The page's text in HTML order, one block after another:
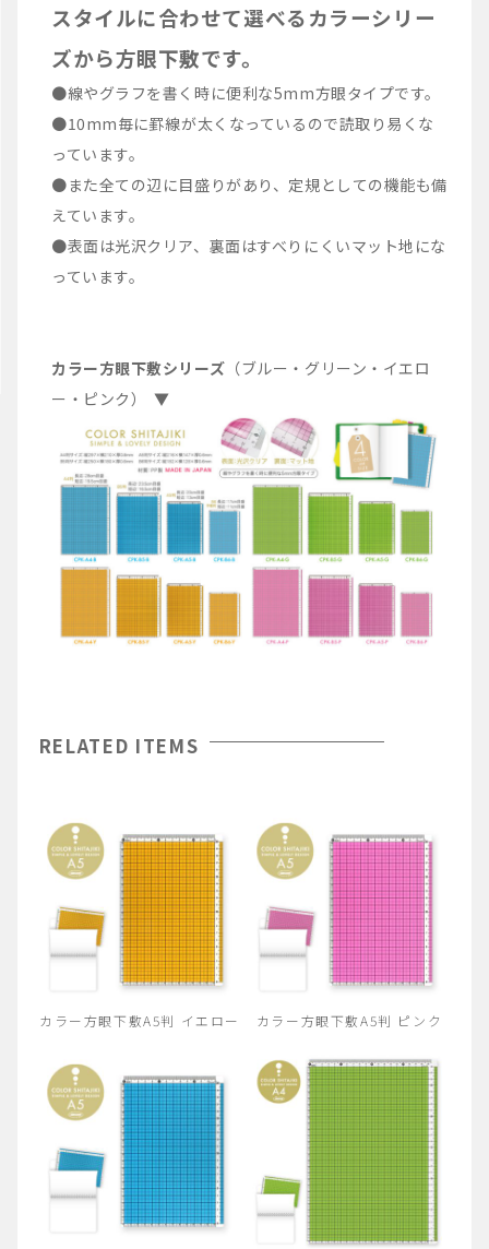
スタイルに合わせて選べるカラーシリー
ズから方眼下敷です。
●線やグラフを書く時に便利な5mm方眼タイプです。
●10mm毎に罫線が太くなっているので読取り易くな
っています。
●また全ての辺に目盛りがあり、定規としての機能も備
えています。
●表面は光沢クリア、裏面はすべりにくいマット地にな
っています。
カラー方眼下敷シリーズ （ブルー・グリーン・イエロ
ー・ピンク） ▼
RELATED ITEMS
カラー方眼下敷A5判 イエロー カラー方眼下敷A5判 ピンク